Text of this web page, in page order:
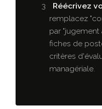
Réécrivez
remplacez
par
fiches de
critères
managériale.